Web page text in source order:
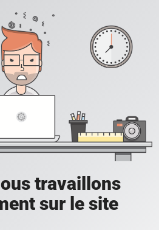
travaillons
sur le site